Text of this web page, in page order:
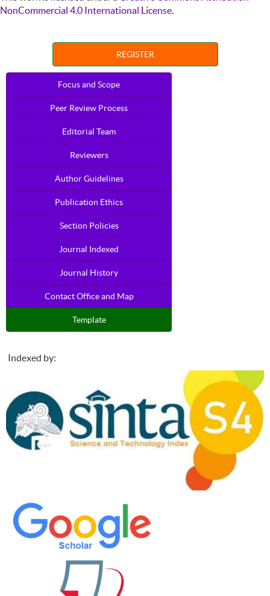
NonCommercial 4.0 International License.
REGISTER
Focus and Scope
Peer Review Process
Editorial Team
Reviewers
Author Guidelines
Publication Ethics
Section Policies
Journal Indexed
Journal History
Contact Office and Map
Template
Indexed by: